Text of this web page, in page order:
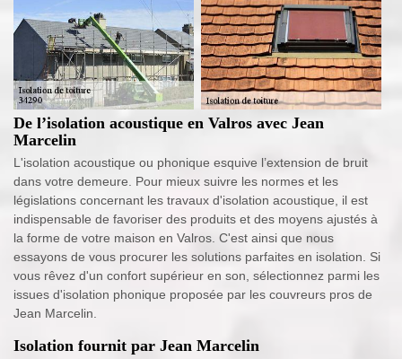
De l’isolation acoustique en Valros avec Jean
Marcelin
L'isolation acoustique ou phonique esquive l’extension de bruit
dans votre demeure. Pour mieux suivre les normes et les
législations concernant les travaux d'isolation acoustique, il est
indispensable de favoriser des produits et des moyens ajustés à
la forme de votre maison en Valros. C'est ainsi que nous
essayons de vous procurer les solutions parfaites en isolation. Si
vous rêvez d'un confort supérieur en son, sélectionnez parmi les
issues d'isolation phonique proposée par les couvreurs pros de
Jean Marcelin.
Isolation fournit par Jean Marcelin